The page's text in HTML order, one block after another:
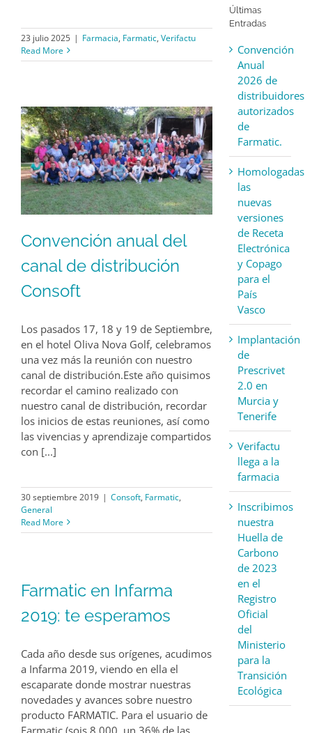
23 julio 2025 | Farmacia, Farmatic, Verifactu
Read More
Convención anual del
canal de distribución
Consoft
Los pasados 17, 18 y 19 de Septiembre,
en el hotel Oliva Nova Golf, celebramos
una vez más la reunión con nuestro
canal de distribución.Este año quisimos
recordar el camino realizado con
nuestro canal de distribución, recordar
los inicios de estas reuniones, así como
las vivencias y aprendizaje compartidos
con [...]
30 septiembre 2019 | Consoft, Farmatic,
General
Read More
Farmatic en Infarma
2019: te esperamos
Cada año desde sus orígenes, acudimos
a Infarma 2019, viendo en ella el
escaparate donde mostrar nuestras
novedades y avances sobre nuestro
producto FARMATIC. Para el usuario de
Farmatic (sois 8.000, un 36% de las
Últimas
Entradas
Convención
Anual
2026 de
distribuidores
autorizados
de
Farmatic.
Homologadas
las
nuevas
versiones
de Receta
Electrónica
y Copago
para el
País
Vasco
Implantación
de
Prescrivet
2.0 en
Murcia y
Tenerife
Verifactu
llega a la
farmacia
Inscribimos
nuestra
Huella de
Carbono
de 2023
en el
Registro
Oficial
del
Ministerio
para la
Transición
Ecológica